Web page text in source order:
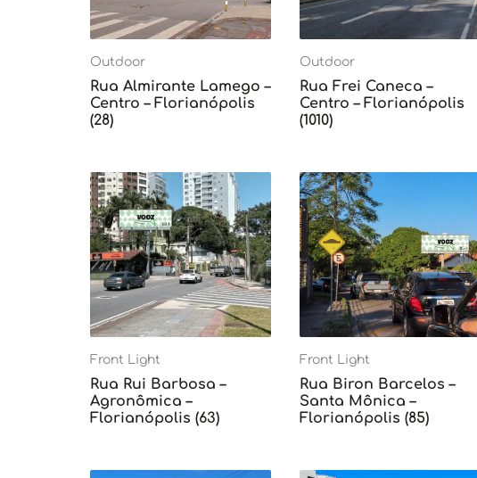
Outdoor
Rua Almirante Lamego –
Centro – Florianópolis
(28)
Outdoor
Rua Frei Caneca –
Centro – Florianópolis
(1010)
Front Light
Rua Rui Barbosa –
Agronômica –
Florianópolis (63)
Front Light
Rua Biron Barcelos –
Santa Mônica –
Florianópolis (85)